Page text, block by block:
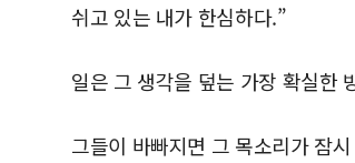
쉬고 있는 내가 한심하다.”
일은 그 생각을 덮는 가장 확실한
그들이 바빠지면 그 목소리가 잠